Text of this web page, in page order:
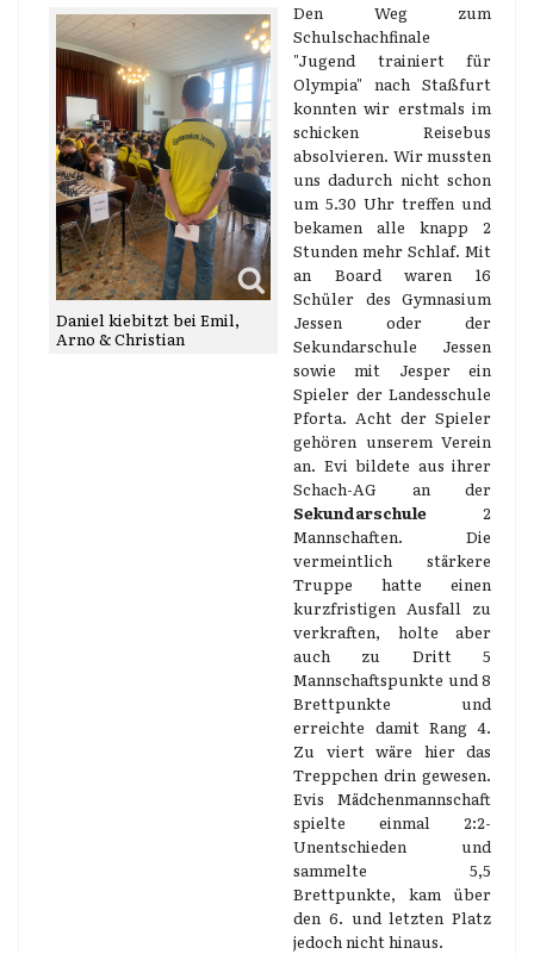
Daniel kiebitzt bei Emil,
Arno & Christian
Den Weg zum
Schulschachfinale
"Jugend trainiert für
Olympia" nach Staßfurt
konnten wir erstmals im
schicken Reisebus
absolvieren. Wir mussten
uns dadurch nicht schon
um 5.30 Uhr treffen und
bekamen alle knapp 2
Stunden mehr Schlaf. Mit
an Board waren 16
Schüler des Gymnasium
Jessen oder der
Sekundarschule Jessen
sowie mit Jesper ein
Spieler der Landesschule
Pforta. Acht der Spieler
gehören unserem Verein
an. Evi bildete aus ihrer
Schach-AG an der
Sekundarschule 2
Mannschaften. Die
vermeintlich stärkere
Truppe hatte einen
kurzfristigen Ausfall zu
verkraften, holte aber
auch zu Dritt 5
Mannschaftspunkte und 8
Brettpunkte und
erreichte damit Rang 4.
Zu viert wäre hier das
Treppchen drin gewesen.
Evis Mädchenmannschaft
spielte einmal 2:2-
Unentschieden und
sammelte 5,5
Brettpunkte, kam über
den 6. und letzten Platz
jedoch nicht hinaus.